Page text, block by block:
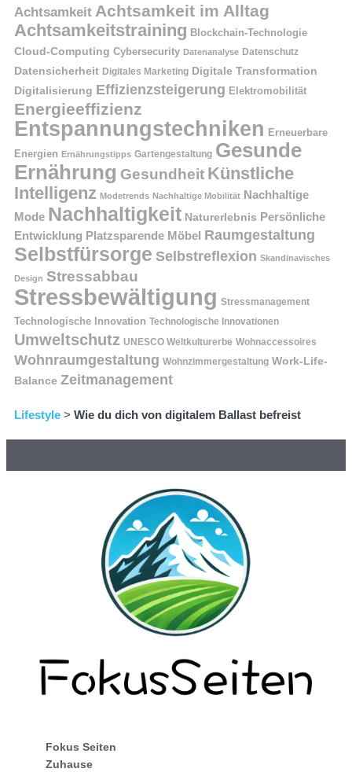
Achtsamkeit Achtsamkeit im Alltag
Achtsamkeitstraining Blockchain-Technologie
Cloud-Computing Cybersecurity Datenanalyse Datenschutz
Datensicherheit Digitales Marketing Digitale Transformation
Digitalisierung Effizienzsteigerung Elektromobilität
Energieeffizienz
Entspannungstechniken Erneuerbare
Energien Ernährungstipps Gartengestaltung Gesunde
Ernährung Gesundheit Künstliche
Intelligenz Modetrends Nachhaltige Mobilität Nachhaltige
Mode Nachhaltigkeit Naturerlebnis Persönliche
Entwicklung Platzsparende Möbel Raumgestaltung
Selbstfürsorge Selbstreflexion Skandinavisches
Design Stressabbau
Stressbewältigung Stressmanagement
Technologische Innovation Technologische Innovationen
Umweltschutz UNESCO Weltkulturerbe Wohnaccessoires
Wohnraumgestaltung Wohnzimmergestaltung Work-Life-
Balance Zeitmanagement
Lifestyle > Wie du dich von digitalem Ballast befreist
Fokus Seiten
Zuhause